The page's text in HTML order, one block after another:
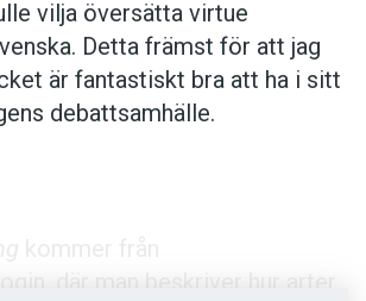
vilja översätta virtue
Detta främst för att jag
är fantastiskt bra att ha i sitt
debattsamhälle.
där man beskriver hur arter